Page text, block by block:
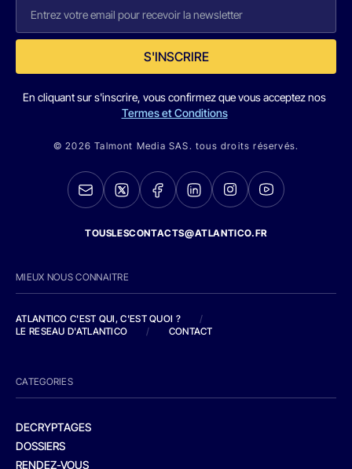
S'INSCRIRE
En cliquant sur s'inscrire, vous confirmez que vous acceptez nos
Termes et Conditions
© 2026 Talmont Media SAS. tous droits réservés.
TOUSLESCONTACTS@ATLANTICO.FR
MIEUX NOUS CONNAITRE
ATLANTICO C'EST QUI, C'EST QUOI ?
/
LE RESEAU D'ATLANTICO
/ CONTACT
CATEGORIES
DECRYPTAGES
DOSSIERS
RENDEZ-VOUS